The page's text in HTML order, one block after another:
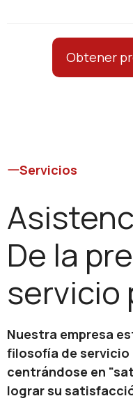
Obtener
Servicios
De la
servicio
Nuestra empresa
filosofía de
centrándose en
lograr su